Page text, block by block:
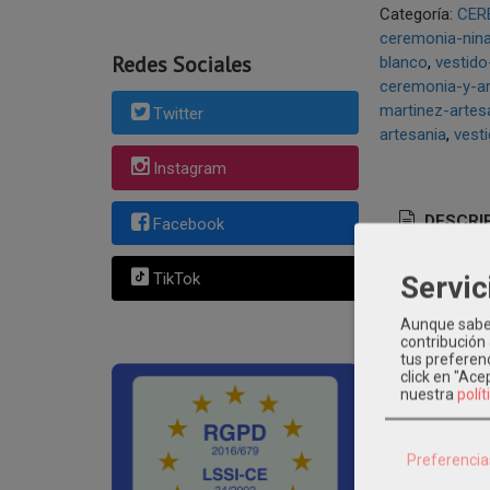
Redes Sociales
Twitter
Instagram
Facebook
TikTok
Categoría:
ceremonia-nina
blanco
ceremonia-y-
martinez-
artesania
Vestido
El vestido
delicada
para
Aunque
contribución
tus
click en
nuestra